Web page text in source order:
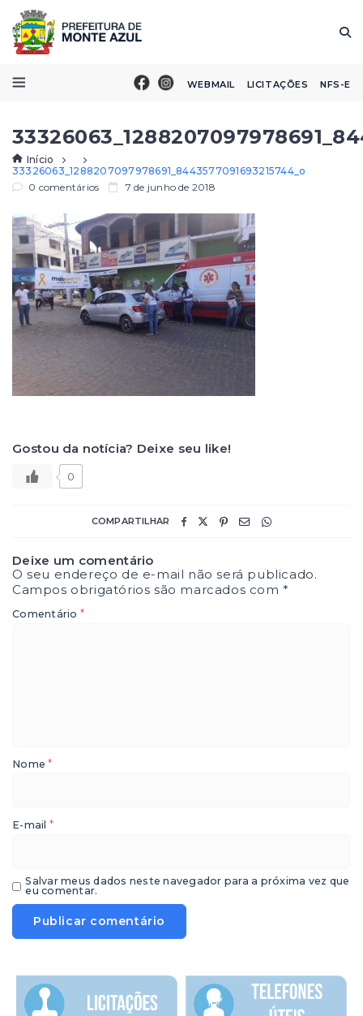
WEBMAIL LICITAÇÕES NFS-E
Início
33326063_1288207097978691_8443577091693215744_o
0 comentários
7 de junho de 2018
Gostou da notícia? Deixe seu like!
0
COMPARTILHAR
Deixe um comentário
O seu endereço de e-mail não será publicado.
Campos obrigatórios são marcados com*
Comentário *
Nome*
E-mail *
Salvar meus dados neste navegador para a próxima vez que
eu comentar.